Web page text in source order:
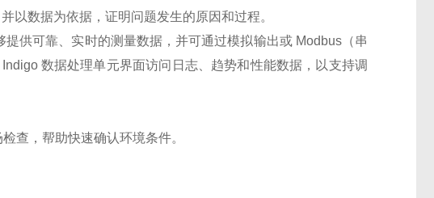
以数据为依据，证明问题发生的原因和过程。
供可靠、实时的测量数据，并可通过模拟输出或 Modbus（串
数据处理单元界面访问日志、趋势和性能数据，以支持调
查，帮助快速确认环境条件。